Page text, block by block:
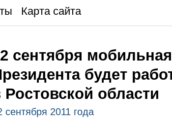
Карта сайта
сентября
будет
Ростовской области
сентября 2011 года